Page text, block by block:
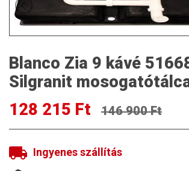
Blanco Zia 9 kávé
Silgranit
128 215 Ft
146 900 Ft
Ingyenes szállítás